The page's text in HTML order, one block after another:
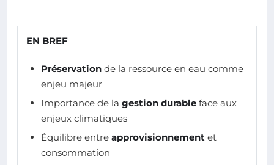
EN BREF
Préservation de la ressource en eau comme
enjeu majeur
Importance de la gestion durable face aux
enjeux climatiques
Équilibre entre approvisionnement et
consommation